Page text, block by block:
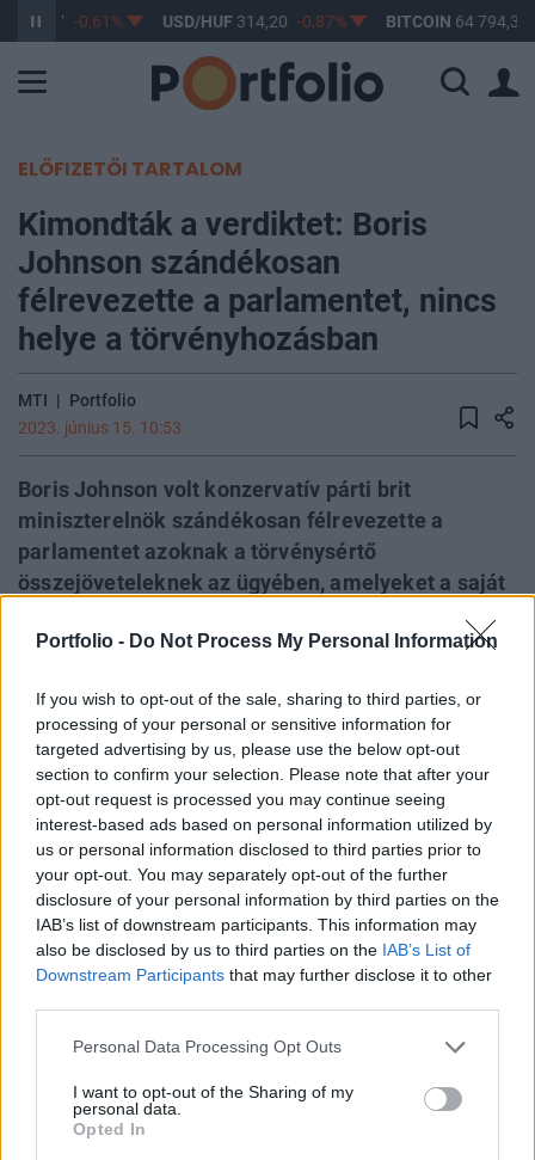
Portfolio - Do Not Process My Personal Information
If you wish to opt-out of the sale, sharing to third parties, or
processing of your personal or sensitive information for
targeted advertising by us, please use the below opt-out
section to confirm your selection. Please note that after your
opt-out request is processed you may continue seeing
interest-based ads based on personal information utilized by
us or personal information disclosed to third parties prior to
your opt-out. You may separately opt-out of the further
disclosure of your personal information by third parties on the
IAB’s list of downstream participants. This information may
also be disclosed by us to third parties on the IAB’s List of
Downstream Participants that may further disclose it to other
Personal Data Processing Opt Outs
I want to opt-out of the Sharing of my
personal data.
Opted In
363,17 -0,61% USD/HUF 314,20 -0,87% BITCOIN 64 794,33
ELŐFIZETŐI TARTALOM
Kimondták a verdiktet: Boris
Johnson szándékosan
félrevezette a parlamentet, nincs
helye a törvényhozásban
MTI | Portfolio
2023. június 15. 10:53
Boris Johnson volt konzervatív párti brit
miniszterelnök szándékosan félrevezette a
parlamentet azoknak a törvénysértő
összejöveteleknek az ügyében, amelyeket a saját
megfékezése végett elrendelt korlátozások idején
következtetésre jutott az ügyben eljáró alsóházi
bizottság, amely csütörtökön ismertette vizsgálati
jelentését.
A 108 oldalas dokumentum szerint Johnson magatartása
a parlament tekintélyének „súlyos mértékű semmibe
vételével” ér fel, és e vétséget még súlyosabbá teszi, hogy
ezt a magatartást Boris Johnson miniszterelnökként, a
legmagasabb rangú kormánytisztviselőként tanúsította.
Johnson már múlt pénteken lemondott képviselői
A keresett cikk a portfolio.hu hírarchívumához
tartozik, melynek olvasása előfizetéses